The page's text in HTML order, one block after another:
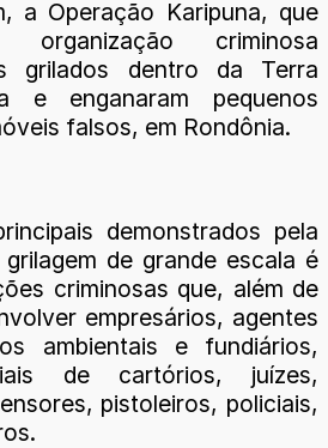
a Operação Karipuna, que
organização criminosa
grilados dentro da Terra
e enganaram pequenos
falsos, em Rondônia.
demonstrados pela
de grande escala é
criminosas que, além de
empresários, agentes
ambientais e fundiários,
de cartórios, juízes,
pistoleiros, policiais,